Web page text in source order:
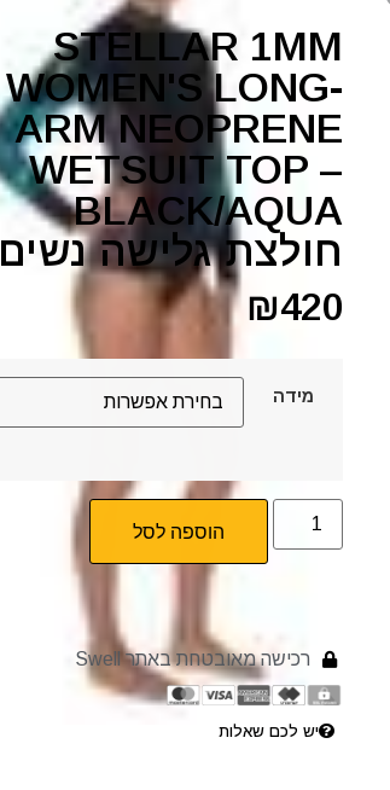
STELLAR 1MM
WOMEN'S LONG-
ARM NEOPRENE
WETSUIT TOP –
BLACK/AQUA
חולצת גלישה נשים
₪420
מידה
הוספה לסל
רכישה מאובטחת באתר Swell
יש לכם שאלות